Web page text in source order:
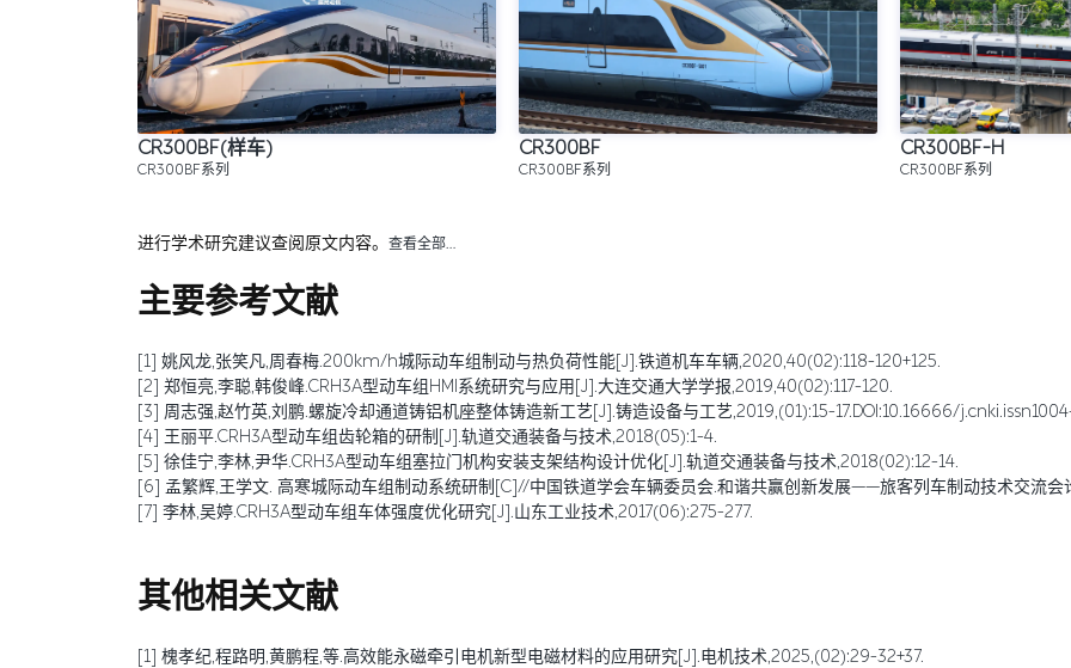
CR300BF(样车)
CR300BF系列
CR300BF
CR300BF系列
CR300BF-H
CR300BF系列
进行学术研究建议查阅原文内容。 查看全部…
主要参考文献
[1] 姚风龙,张笑凡,周春梅.200km/h城际动车组制动与热负荷性能[J].铁道机车车辆,2020,40(02):118-120+125.
[2] 郑恒亮,李聪,韩俊峰.CRH3A型动车组HMI系统研究与应用[J].大连交通大学学报,2019,40(02):117-120.
[3] 周志强,赵竹英,刘鹏.螺旋冷却通道铸铝机座整体铸造新工艺[J].铸造设备与工艺,2019,(01):15-17.DOI:10.16666/
[4] 王丽平.CRH3A型动车组齿轮箱的研制[J].轨道交通装备与技术,2018(05):1-4.
[5] 徐佳宁,李林,尹华.CRH3A型动车组塞拉门机构安装支架结构设计优化[J].轨道交通装备与技术,2018(02):12-14.
[6] 孟繁辉,王学文. 高寒城际动车组制动系统研制[C]//中国铁道学会车辆委员会.和谐共赢创新发展——旅客列车制动技术交流会
[7] 李林,吴婷.CRH3A型动车组车体强度优化研究[J].山东工业技术,2017(06):275-277.
其他相关文献
[1] 槐孝纪,程路明,黄鹏程,等.高效能永磁牵引电机新型电磁材料的应用研究[J].电机技术,2025,(02):29-32+37.